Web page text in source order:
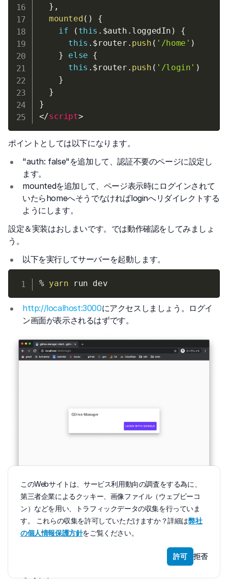
} ,
mounted( )
{
if
( this . $auth . loggedIn )
{
this . $router . push ( '/home' )
}
else {
this . $router . push ( '/login' )
}
}
}
</script>
ポイントとしては以下になります。
"auth: false"を追加して、認証不要のページに設定し
ます。
mountedを追加して、ページ表示時にログインされて
いたらhomeへそうでなければloginへリダイレクトする
ようにします。
設定＆実装はおしまいです。では動作確認をしてみましょ
う。
以下を実行してサーバーを起動します。
% yarn
http://localhost:3000にアクセスしましょう。ログイ
ン画面が表示されるはずです。
ログインボタンを押し、実際にGoogleアカウントでロ
グインしましょう。
初回ログイン時は以下のようなエラーとも取れる警告
画面が出てきます。（外部向けのアプリケーションと
して作成している場合は、このような画面が出るでし
このWebサイトは、サービス利用動向の調査をする為に、
第三者企業によるクッキー、画像ファイル（ウェブビーコ
ン）などを用い、トラフィックデータの収集を行っていま
す。 これらの収集を許可していただけますか？詳細は弊社
の個人情報保護方針をご覧ください。
許可 拒否